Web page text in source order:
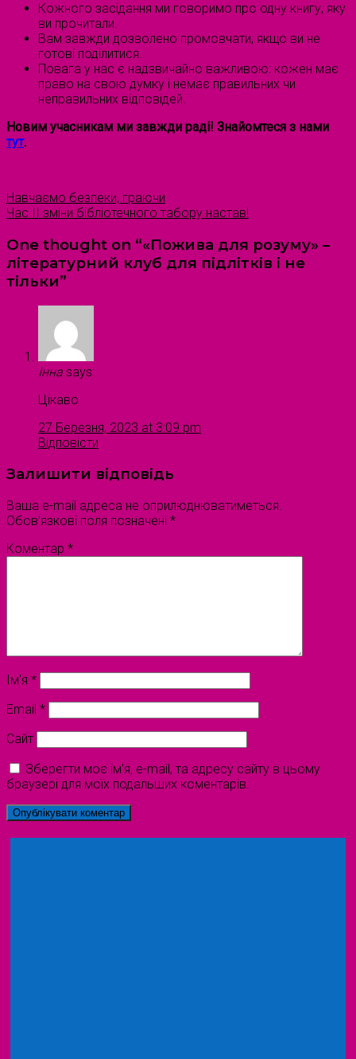
Кожного засідання ми говоримо про одну книгу, яку
ви прочитали.
Вам завжди дозволено промовчати, якщо ви не
готові поділитися.
Повага у нас є надзвичайно важливою: кожен має
право на свою думку і немає правильних чи
неправильних відповідей.
Новим учасникам ми завжди раді! Знайомтеся з нами
тут.
Навчаємо безпеки, граючи
Час II зміни бібліотечного табору настав!
One thought on “«Пожива для розуму» –
літературний клуб для підлітків і не
тільки”
Інна says:
Цікаво
27 Березня, 2023 at 3:09 pm
Відповісти
Залишити відповідь
Ваша e-mail адреса не оприлюднюватиметься.
Обов’язкові поля позначені *
Коментар *
Ім'я *
Email *
Сайт
Зберегти моє ім'я, e-mail, та адресу сайту в цьому
браузері для моїх подальших коментарів.